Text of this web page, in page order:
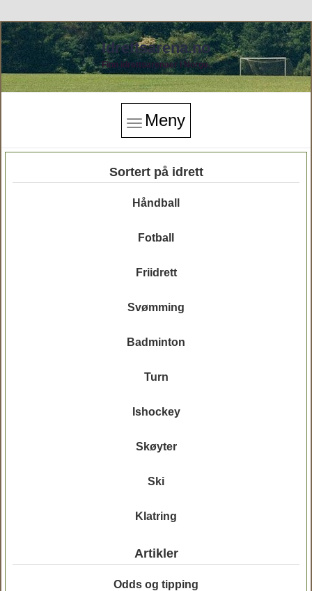
Idrettsarena.no
Finn idrettsarenaer i Norge.
Meny
Sortert på idrett
Håndball
Fotball
Friidrett
Svømming
Badminton
Turn
Ishockey
Skøyter
Ski
Klatring
Artikler
Odds og tipping